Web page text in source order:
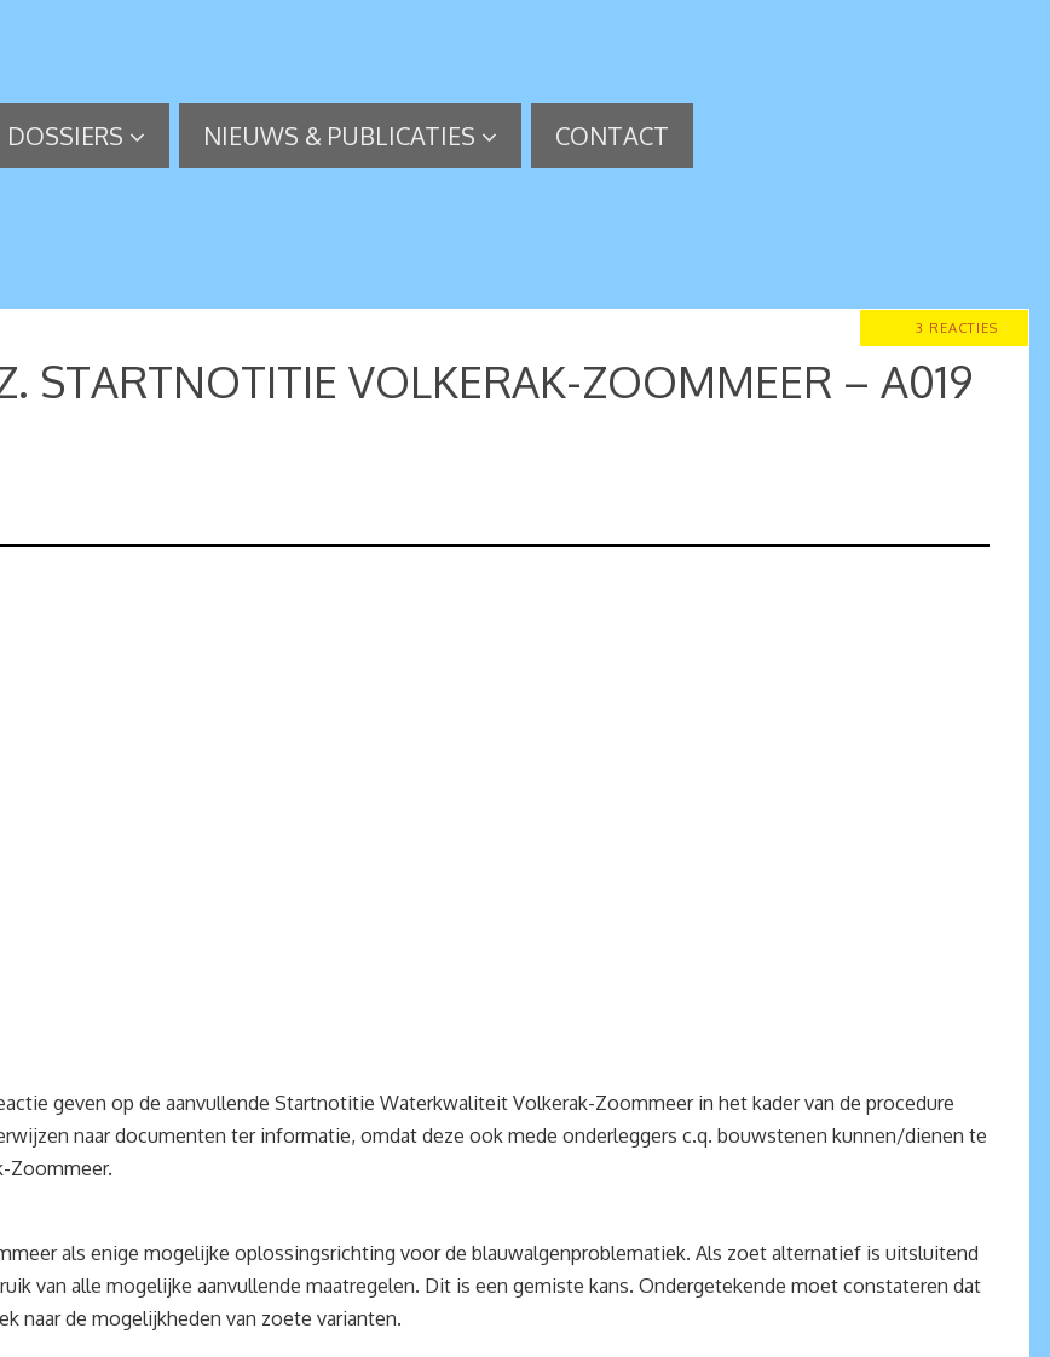
DOSSIERS NIEUWS & PUBLICATIES CONTACT
3 REACTIES
STARTNOTITIE VOLKERAK-ZOOMMEER – A019
geven op de aanvullende Startnotitie Waterkwaliteit Volkerak-Zoommeer in het kader van de procedure
naar documenten ter informatie, omdat deze ook mede onderleggers c.q. bouwstenen kunnen/dienen te
Zoommeer.
als enige mogelijke oplossingsrichting voor de blauwalgenproblematiek. Als zoet alternatief is uitsluitend
van alle mogelijke aanvullende maatregelen. Dit is een gemiste kans. Ondergetekende moet constateren dat
naar de mogelijkheden van zoete varianten.